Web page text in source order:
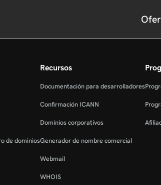
de dominios
Recursos
Documentación para desarrolladores
Confirmación ICANN
Dominios corporativos
Generador de nombre comercial
Webmail
WHOIS